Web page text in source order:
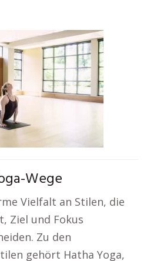
Wege
Vielfalt an Stilen, die
Ziel und Fokus
Zu den
gehört Hatha Yoga,